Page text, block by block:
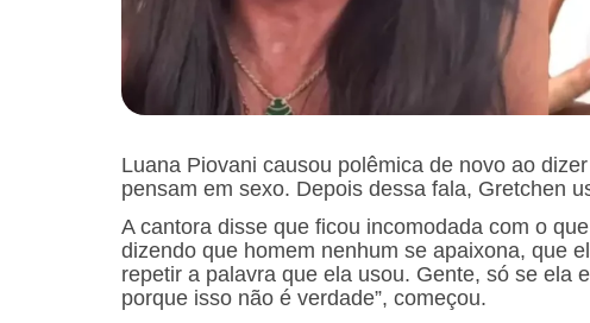
Luana Piovani causou polêmica de novo ao
pensam em sexo. Depois dessa fala, Gretchen
A cantora disse que ficou incomodada com o
dizendo que homem nenhum se apaixona, que
repetir a palavra que ela usou. Gente, só se ela
porque isso não é verdade”, começou.